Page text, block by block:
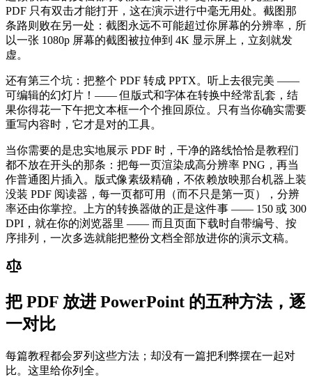
PDF 只有双击才能打开，这在演示进行中毫无用处。截图那
条路则败在另一处：截图永远不可能超过你屏幕的分辨率，所
以一张 1080p 屏幕的截图被拉伸到 4K 显示屏上，立刻就发
虚。
还有第三个坑：把整个 PDF 转成 PPTX。听上去很完美 ——
可编辑的幻灯片！—— 但版式和字体在转换中经常乱套，结
果你得花一下午把文本框一个个推回原位。只有当你确实需要
重写内容时，它才是对的工具。
当你需要的是忠实地展示 PDF 时，干净的路线恰恰是教程们
都不放在开头的那条：把每一页渲染成高分辨率 PNG，再当
作普通图片插入。版式像素级精确，不依赖放映那台机器上装
没装 PDF 阅读器，每一页都可用（而不只是第一页），分辨
率还由你掌控。上方的转换器做的正是这件事 —— 150 或 300
DPI，就在你的浏览器里 —— 而且页面下载时自带编号、按
序排列，一次多选就能把整份文档全部放进你的演示文稿。
把 PDF 放进 PowerPoint 的五种方法，逐
一对比
每篇教程都会罗列这些方法；却没有一篇把利弊摆在一起对
比。这里给你列全。